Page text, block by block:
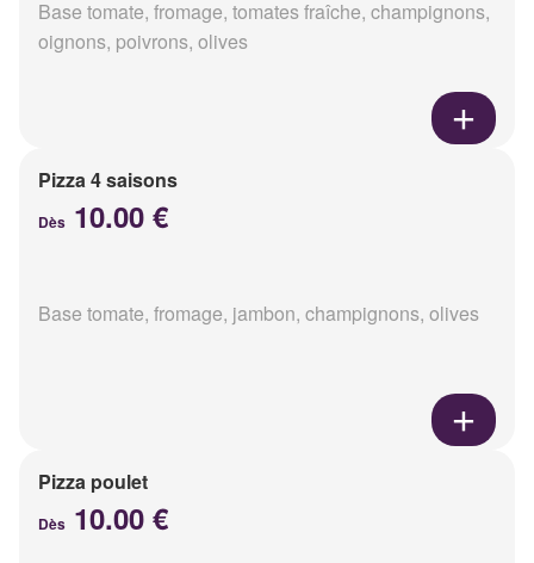
Base tomate, fromage, tomates fraîche, champignons,
oignons, poivrons, olives
Pizza 4 saisons
Dès 10.00 €
Base tomate, fromage, jambon, champignons, olives
Pizza poulet
Dès 10.00 €